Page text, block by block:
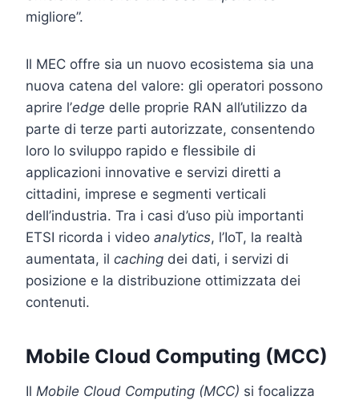
migliore”.
Il MEC offre sia un nuovo ecosistema sia una
nuova catena del valore: gli operatori possono
aprire l’edge delle proprie RAN all’utilizzo da
parte di terze parti autorizzate, consentendo
loro lo sviluppo rapido e flessibile di
applicazioni innovative e servizi diretti a
cittadini, imprese e segmenti verticali
dell’industria. Tra i casi d’uso più importanti
ETSI ricorda i video analytics, l’IoT, la realtà
aumentata, il caching dei dati, i servizi di
posizione e la distribuzione ottimizzata dei
contenuti.
Mobile Cloud Computing (MCC)
Il Mobile Cloud Computing (MCC) si focalizza